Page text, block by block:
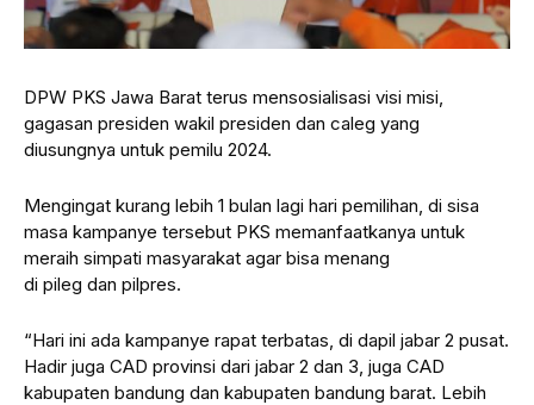
DPW PKS Jawa Barat terus mensosialisasi visi misi,
gagasan presiden wakil presiden dan caleg yang
diusungnya untuk pemilu 2024.
Mengingat kurang lebih 1 bulan lagi hari pemilihan, di sisa
masa kampanye tersebut PKS memanfaatkanya untuk
meraih simpati masyarakat agar bisa menang
di pileg dan pilpres.
“Hari ini ada kampanye rapat terbatas, di dapil jabar 2 pusat.
Hadir juga CAD provinsi dari jabar 2 dan 3, juga CAD
kabupaten bandung dan kabupaten bandung barat. Lebih